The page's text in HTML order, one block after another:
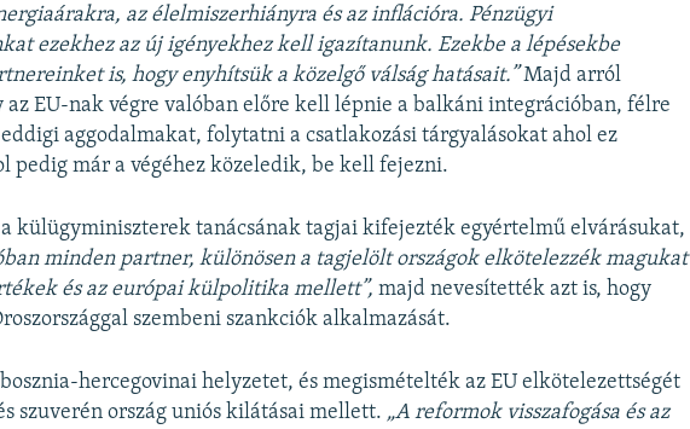
az élelmiszerhiányra és az inflációra. Pénzügyi
ezekhez az új igényekhez kell igazítanunk.Ezekbe a lépésekbe
is, hogy enyhítsük a közelgő válság hatásait.”Majd arról
az EU-nak végre valóban előre kell lépnie a balkáni integrációban, félre
aggodalmakat, folytatni a csatlakozási tárgyalásokat ahol ez
pedig már a végéhez közeledik, be kell fejezni.
külügyminiszterek tanácsának tagjai kifejezték egyértelmű elvárásukat,
minden partner, különösen a tagjelölt országok elkötelezzék magukat
ékek és az európai külpolitika mellett”, majd nevesítették azt is, hogy
szembeni szankciók alkalmazását.
hercegovinai helyzetet, és megismételték az EU elkötelezettségét
szuverén ország uniós kilátásai mellett. „A reformok visszafogása és az